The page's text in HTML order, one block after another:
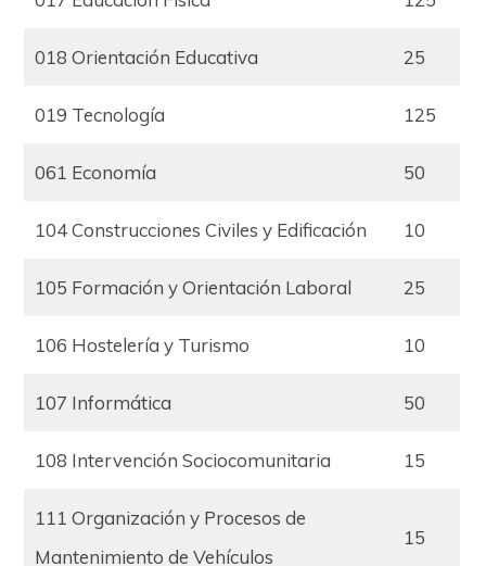
018 Orientación Educativa 25
019 Tecnología 125
061 Economía 50
104 Construcciones Civiles y Edificación 10
105 Formación y Orientación Laboral 25
106 Hostelería y Turismo 10
107 Informática 50
108 Intervención Sociocomunitaria 15
111 Organización y Procesos de
Mantenimiento de Vehículos
15